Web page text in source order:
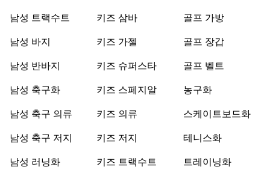
남성 트랙수트
남성 바지
남성 반바지
남성 축구화
남성 축구 의류
남성 축구 저지
남성 러닝화
키즈 삼바
키즈 가젤
키즈 슈퍼스타
키즈 스페지알
키즈 의류
키즈 저지
키즈 트랙수트
골프 가방
골프 장갑
골프 벨트
농구화
스케이트보드화
테니스화
트레이닝화